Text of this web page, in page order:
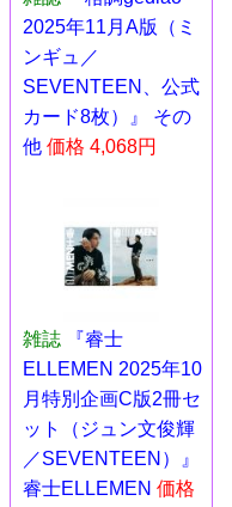
2025年11月A版（ミ
ンギュ／
SEVENTEEN、公式
カード8枚）』 その
他 価格 4,068円
雑誌
『睿士
ELLEMEN 2025年10
月特別企画C版2冊セ
ット（ジュン文俊輝
／SEVENTEEN）』
睿士ELLEMEN 価格